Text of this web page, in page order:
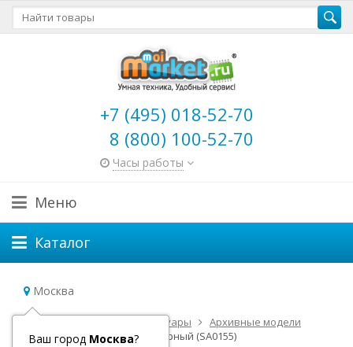
+7 (495) 018-52-70
8 (800) 100-52-70
Часы работы
Меню
Каталог
Москва
Ваш город Москва?
Главная Самокаты и аксессуары
Архивные модели
Самокат Micro Eazy (Изи) Черный (SA0155)